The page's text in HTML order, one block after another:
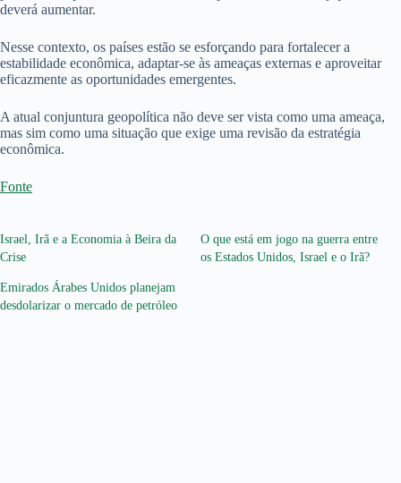
deverá aumentar.
Nesse contexto, os países estão se esforçando para fortalecer a
estabilidade econômica, adaptar-se às ameaças externas e aproveitar
eficazmente as oportunidades emergentes.
A atual conjuntura geopolítica não deve ser vista como uma ameaça,
mas sim como uma situação que exige uma revisão da estratégia
econômica.
Fonte
Israel, Irã e a Economia à Beira da
Crise
O que está em jogo na guerra entre
os Estados Unidos, Israel e o Irã?
Emirados Árabes Unidos planejam
desdolarizar o mercado de petróleo